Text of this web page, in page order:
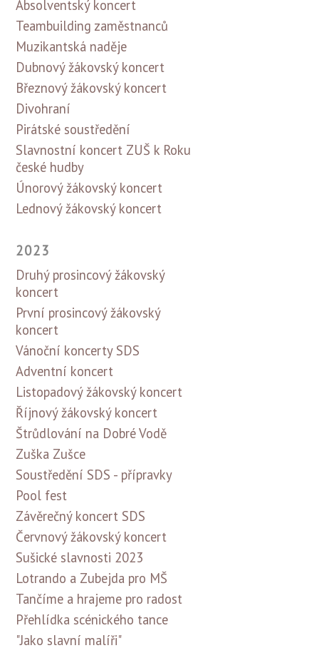
Absolventský koncert
Teambuilding zaměstnanců
Muzikantská naděje
Dubnový žákovský koncert
Březnový žákovský koncert
Divohraní
Pirátské soustředění
Slavnostní koncert ZUŠ k Roku
české hudby
Únorový žákovský koncert
Lednový žákovský koncert
2023
Druhý prosincový žákovský
koncert
První prosincový žákovský
koncert
Vánoční koncerty SDS
Adventní koncert
Listopadový žákovský koncert
Říjnový žákovský koncert
Štrůdlování na Dobré Vodě
Zuška Zušce
Soustředění SDS - přípravky
Pool fest
Závěrečný koncert SDS
Červnový žákovský koncert
Sušické slavnosti 2023
Lotrando a Zubejda pro MŠ
Tančíme a hrajeme pro radost
Přehlídka scénického tance
"Jako slavní malíři"